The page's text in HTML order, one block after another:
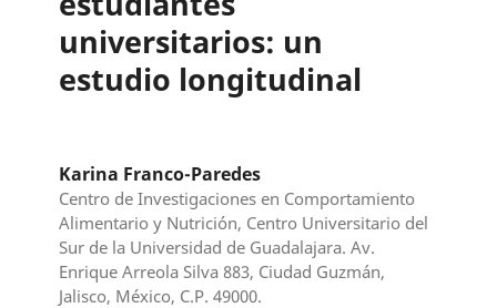
universitarios: un
estudio longitudinal
Karina Franco-Paredes
Centro de Investigaciones en Comportamiento
Alimentario y Nutrición, Centro Universitario del
Sur de la Universidad de Guadalajara. Av.
Enrique Arreola Silva 883, Ciudad Guzmán,
Jalisco, México, C.P. 49000.